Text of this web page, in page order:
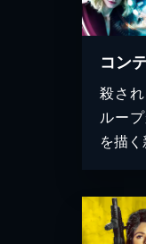
コン
殺さ
ルー
を描